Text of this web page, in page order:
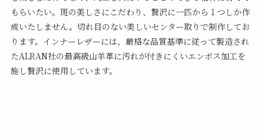
もらいたい。斑の美しさにこだわり、贅沢に一匹から１つしか作
成いたしません。切れ目のない美しいセンター取りで制作してお
ります。インナーレザーには、厳格な品質基準に従って製造され
たALRAN社の最高級山羊革に汚れが付きにくいエンボス加工を
施し贅沢に使用しています。